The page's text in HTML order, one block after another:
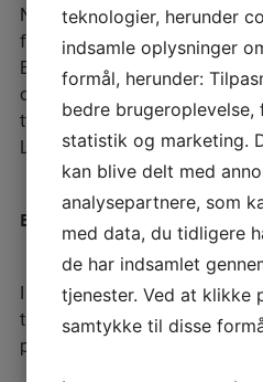
Netværk for familier med et
funktionsnedsættelse.
Børnecentret,
organisationen Ligeværd.
tværkommunalt samarbejde
Ligeværd bevilget af
Erfaring som supervisor.
I 2 år var jeg hyret af RCT-
til at supervisere et
processuel
teknologier, herunder
indsamle oplysninger
formål, herunder:
bedre brugeroplevelse,
statistik og marketing.
kan blive delt med
analysepartnere, som
med data, du tidligere
de har indsamlet
tjenester. Ved at klikke
samtykke til disse